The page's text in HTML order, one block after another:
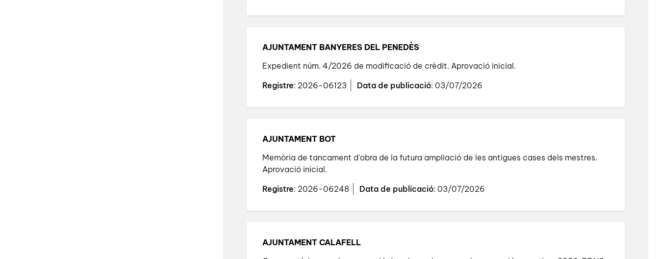
AJUNTAMENT BANYERES DEL PENEDÈS
Expedient núm. 4/2026 de modificació de crèdit. Aprovació inicial.
Registre: 2026-06123 Data de publicació: 03/07/2026
AJUNTAMENT BOT
Memòria de tancament d'obra de la futura ampliació de les antigues cases dels mestres.
Aprovació inicial.
Registre: 2026-06248 Data de publicació: 03/07/2026
AJUNTAMENT CALAFELL